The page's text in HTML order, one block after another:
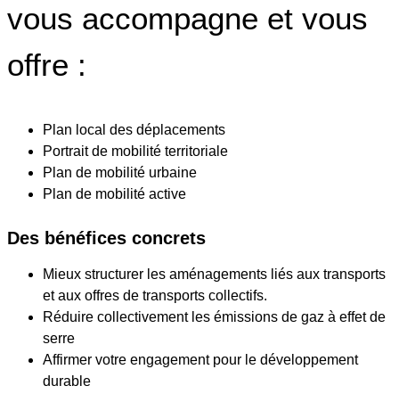
vous accompagne et vous
offre :
Plan local des déplacements
Portrait de mobilité territoriale
Plan de mobilité urbaine
Plan de mobilité active
Des bénéfices concrets
Mieux structurer les aménagements liés aux transports
et aux offres de transports collectifs.
Réduire collectivement les émissions de gaz à effet de
serre
Affirmer votre engagement pour le développement
durable